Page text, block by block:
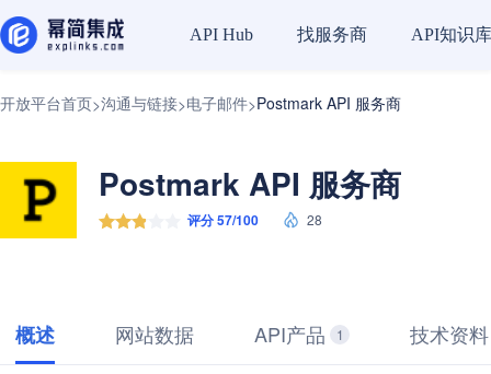
API Hub 找服务商 API知识库
开放平台首页>沟通与链接>电子邮件>Postmark API 服务商
Postmark API 服务商
评分 57/100 28
概述 网站数据 API产品 1 技术资料